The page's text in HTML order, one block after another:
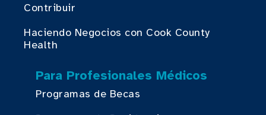
Contribuir
Haciendo Negocios con Cook County
Health
Para Profesionales Médicos
Programas de Becas